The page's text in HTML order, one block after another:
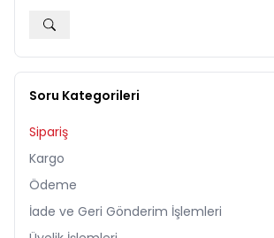
Soru Kategorileri
Sipariş
Kargo
Ödeme
İade ve Geri Gönderim İşlemleri